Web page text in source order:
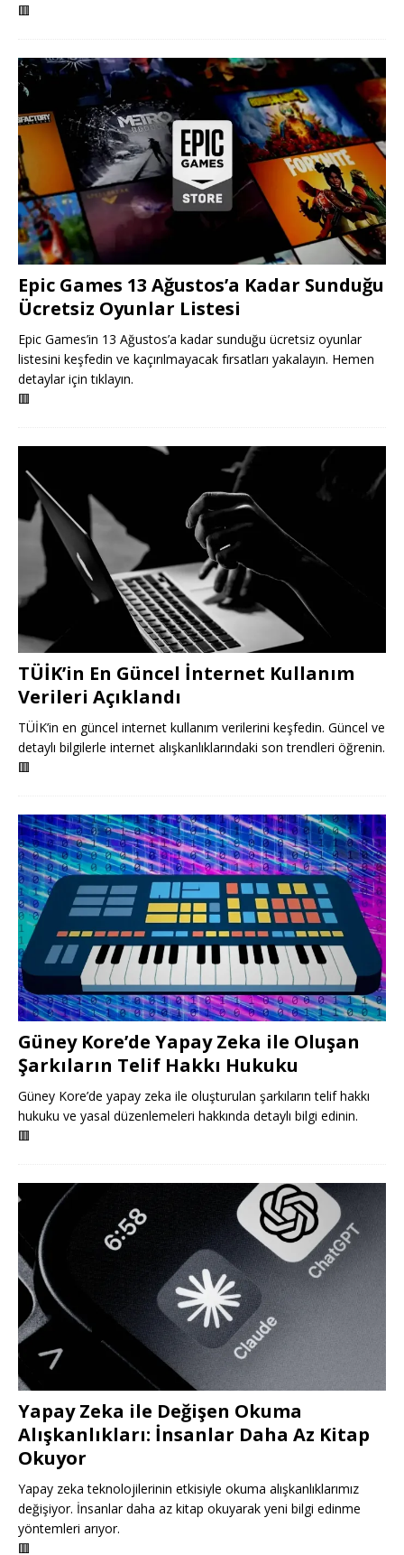
🟥
Epic Games 13 Ağustos’a Kadar Sunduğu
Ücretsiz Oyunlar Listesi
Epic Games’in 13 Ağustos’a kadar sunduğu ücretsiz oyunlar
listesini keşfedin ve kaçırılmayacak fırsatları yakalayın. Hemen
detaylar için tıklayın.
🟥
TÜİK’in En Güncel İnternet Kullanım
Verileri Açıklandı
TÜİK’in en güncel internet kullanım verilerini keşfedin. Güncel ve
detaylı bilgilerle internet alışkanlıklarındaki son trendleri öğrenin.
🟥
Güney Kore’de Yapay Zeka ile Oluşan
Şarkıların Telif Hakkı Hukuku
Güney Kore’de yapay zeka ile oluşturulan şarkıların telif hakkı
hukuku ve yasal düzenlemeleri hakkında detaylı bilgi edinin.
🟥
Yapay Zeka ile Değişen Okuma
Alışkanlıkları: İnsanlar Daha Az Kitap
Okuyor
Yapay zeka teknolojilerinin etkisiyle okuma alışkanlıklarımız
değişiyor. İnsanlar daha az kitap okuyarak yeni bilgi edinme
yöntemleri arıyor.
🟥